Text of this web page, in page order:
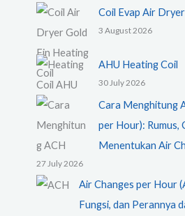
Coil Evap Air
3 August 2026
AHU Heating Coil
30 July 2026
Cara Menghitung
per Hour): Rumus,
Menentukan Air
27 July 2026
Air Changes per Hour
Fungsi, dan Perannya